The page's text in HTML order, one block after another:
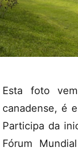
Esta foto
canadense, é
Participa da
Fórum